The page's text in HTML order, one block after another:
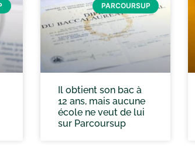
PARCOURSUP
Il obtient son bac à
12 ans, mais aucune
école ne veut de lui
sur Parcoursup